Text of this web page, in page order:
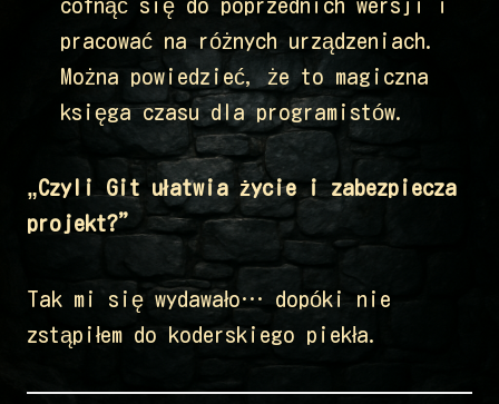
pracować na różnych urządzeniach.
Można powiedzieć, że to magiczna
księga czasu dla programistów.
„Czyli Git ułatwia życie i zabezpiecza
projekt?”
Tak mi się wydawało… dopóki nie
zstąpiłem do koderskiego piekła.